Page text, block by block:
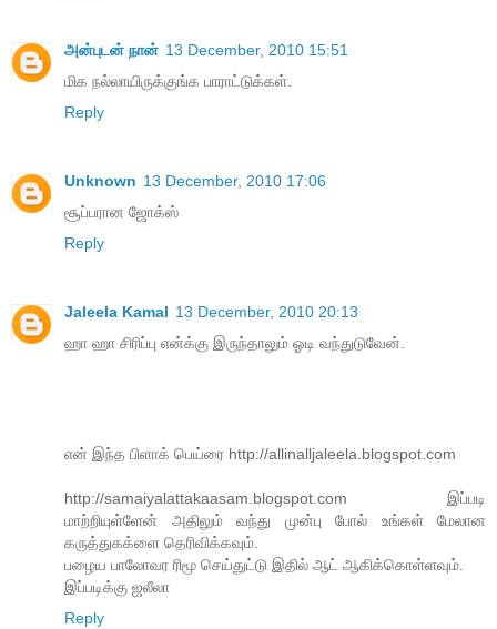
அன்புடன் நான் 13 December, 2010 15:51
மிக நல்லாயிருக்குங்க பாராட்டுக்கள்.
Reply
Unknown 13 December, 2010 17:06
சூப்பரான ஜோக்ஸ்
Reply
Jaleela Kamal 13 December, 2010 20:13
ஹா ஹா சிரிப்பு என்க்கு இருந்தாலும் ஓடி வந்துடுவேன்.
என் இந்த பிளாக் பெய்ரை http://allinalljaleela.blogspot.com
http://samaiyalattakaasam.blogspot.com இப்படி
மாற்றியுள்ளேன் அதிலும் வந்து முன்பு போல் உங்கள் மேலான
கருத்துகக்ளை தெரிவிக்கவும்.
பழைய பாலோவர ரிமூ செய்துட்டு இதில் ஆட் ஆகிக்கொள்ளவும்.
இப்படிக்கு ஜலீலா
Reply